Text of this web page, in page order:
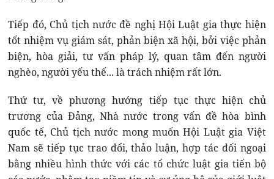
Tiếp đó, Chủ tịch nước đề nghị Hội Luật gia thực hiện
tốt nhiệm vụ giám sát, phản biện xã hội, bởi việc phản
biện, hòa giải, tư vấn pháp lý, quan tâm đến người
nghèo, người yếu thế... là trách nhiệm rất lớn.
Thứ tư, về phương hướng tiếp tục thực hiện chủ
trương của Đảng, Nhà nước trong vấn đề hòa bình
quốc tế, Chủ tịch nước mong muốn Hội Luật gia Việt
Nam sẽ tiếp tục trao đổi, thảo luận, hợp tác đối ngoại
bằng nhiều hình thức với các tổ chức luật gia tiến bộ